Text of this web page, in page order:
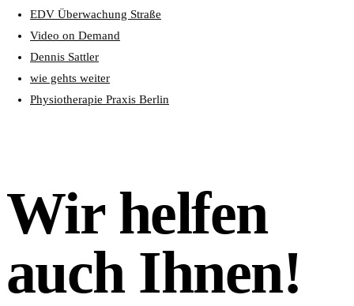
EDV Überwachung Straße
Video on Demand
Dennis Sattler
wie gehts weiter
Physiotherapie Praxis Berlin
Wir helfen
auch Ihnen!